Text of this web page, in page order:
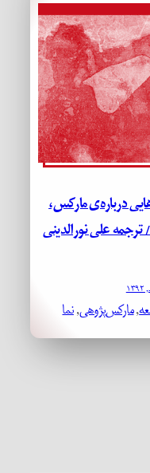
درباره‌ی مارکس،
ترجمه علی نورالدینی
, مارکس‌پژوهی, نما